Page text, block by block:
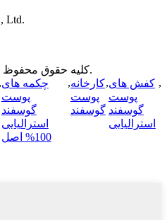
Ltd.
© Copyright - 2010-2021: کلیه حقوق محفوظ است.
چکمه های
پوست
گوسفند
استرالیایی
100% اصل
,کارخانه
پوست
گوسفند
,کفش های
پوست
گوسفند
استرالیایی
,